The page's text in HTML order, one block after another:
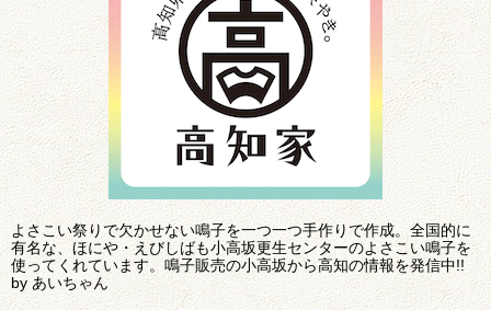
よさこい祭りで欠かせない鳴子を一つ一つ手作りで作成。全国的に
有名な、ほにや・えびしばも小高坂更生センターのよさこい鳴子を
使ってくれています。鳴子販売の小高坂から高知の情報を発信中!!
by あいちゃん